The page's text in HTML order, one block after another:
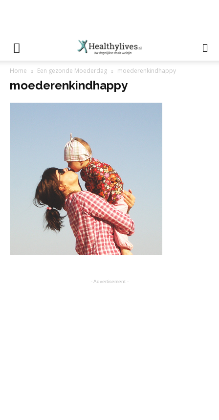
Home Een gezonde Moederdag moederenkindhappy
moederenkindhappy
- Advertisement -